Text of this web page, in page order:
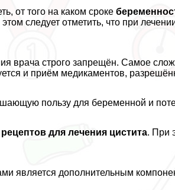
от того на каком сроке
следует отметить, что при
врача строго запрещён. Самое
и приём медикаментов,
пользу для беременной и
для лечения цистита. При
является дополнительным